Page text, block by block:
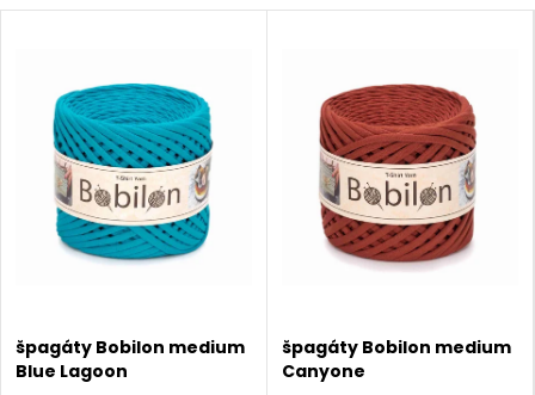
špagáty Bobilon medium
Blue Lagoon
špagáty Bobilon medium
Canyone